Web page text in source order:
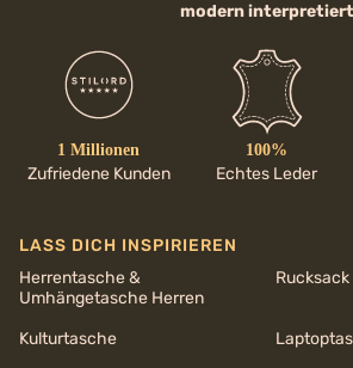
modern interpretiert
1 Millionen
Zufriedene Kunden
100%
Echtes Leder
LASS DICH INSPIRIEREN
Herrentasche &
Umhängetasche Herren
Kulturtasche